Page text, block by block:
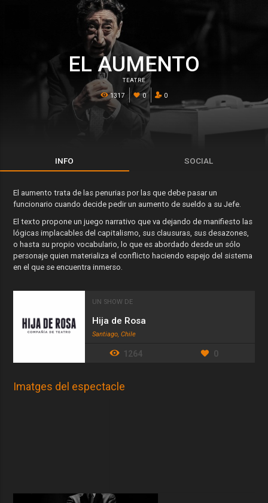
EL AUMENTO
TEATRE
1317 0 0
INFO SOCIAL
El aumento trata de las penurias por las que debe pasar un
funcionario cuando decide pedir un aumento de sueldo a su Jefe.
El texto propone un juego narrativo que va dejando de manifiesto las
lógicas implacables del capitalismo, sus clausuras, sus desazones,
o hasta su propio vocabulario, lo que es abordado desde un sólo
personaje quien materializa el conflicto haciendo espejo del sistema
en el que se encuentra inmerso.
UN SHOW DE
Hija de Rosa
Santiago, Chile
1264 0
Imatges del espectacle